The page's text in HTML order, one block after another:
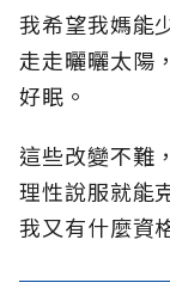
我希望我媽能
走走曬曬太陽
好眠。
這些改變不難
理性說服就能
我又有什麼資